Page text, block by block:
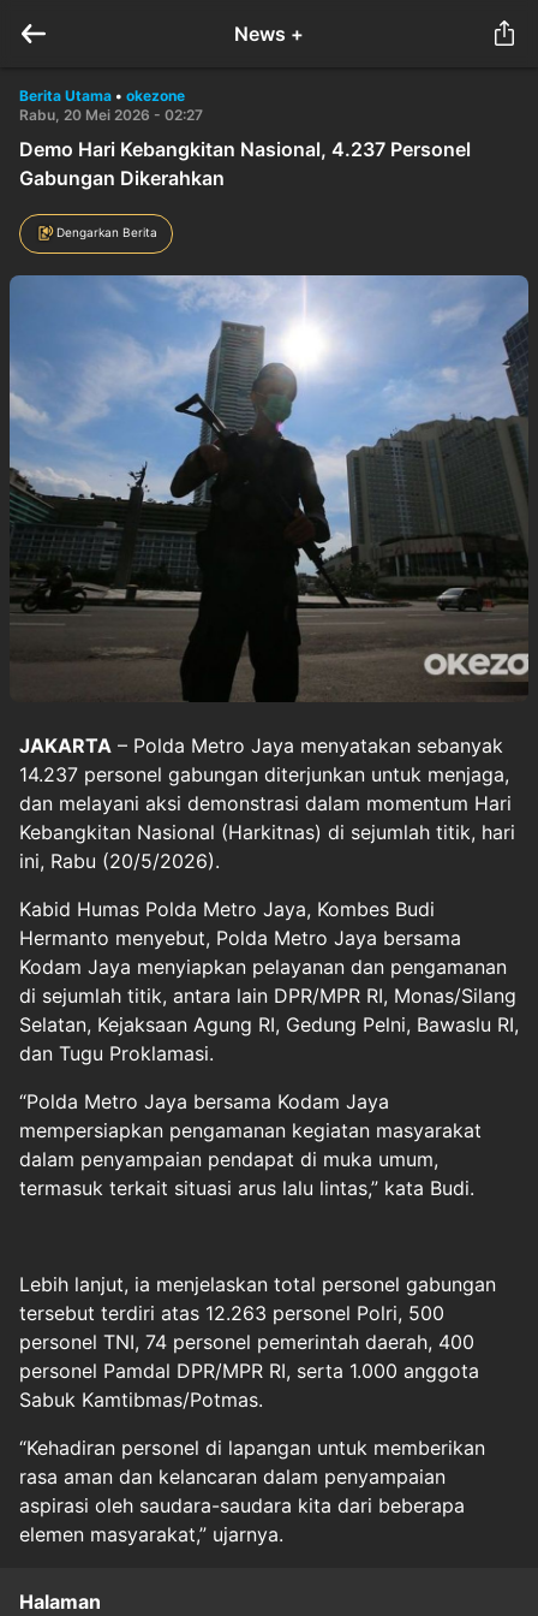
News +
Berita Utama • okezone
Rabu, 20 Mei 2026 - 02:27
Demo Hari Kebangkitan Nasional, 4.237 Personel
Gabungan Dikerahkan
Dengarkan Berita
JAKARTA – Polda Metro Jaya menyatakan sebanyak
14.237 personel gabungan diterjunkan untuk menjaga,
dan melayani aksi demonstrasi dalam momentum Hari
Kebangkitan Nasional (Harkitnas) di sejumlah titik, hari
ini, Rabu (20/5/2026).
Kabid Humas Polda Metro Jaya, Kombes Budi
Hermanto menyebut, Polda Metro Jaya bersama
Kodam Jaya menyiapkan pelayanan dan pengamanan
di sejumlah titik, antara lain DPR/MPR RI, Monas/Silang
Selatan, Kejaksaan Agung RI, Gedung Pelni, Bawaslu RI,
dan Tugu Proklamasi.
“Polda Metro Jaya bersama Kodam Jaya
mempersiapkan pengamanan kegiatan masyarakat
dalam penyampaian pendapat di muka umum,
termasuk terkait situasi arus lalu lintas,” kata Budi.
Lebih lanjut, ia menjelaskan total personel gabungan
tersebut terdiri atas 12.263 personel Polri, 500
personel TNI, 74 personel pemerintah daerah, 400
personel Pamdal DPR/MPR RI, serta 1.000 anggota
Sabuk Kamtibmas/Potmas.
“Kehadiran personel di lapangan untuk memberikan
rasa aman dan kelancaran dalam penyampaian
aspirasi oleh saudara-saudara kita dari beberapa
elemen masyarakat,” ujarnya.
Halaman